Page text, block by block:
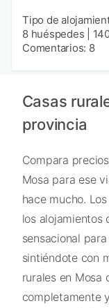
Tipo de
8 huéspedes
Comentarios: 8
Casas
provincia
Compara
Mosa para ese
hace mucho.
los alojamientos
sensacional
sintiéndote con
rurales en Mosa
completamente